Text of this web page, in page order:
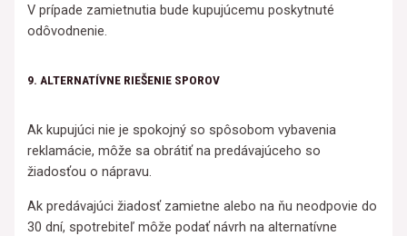
V prípade zamietnutia bude kupujúcemu poskytnuté
odôvodnenie.
9. ALTERNATÍVNE RIEŠENIE SPOROV
Ak kupujúci nie je spokojný so spôsobom vybavenia
reklamácie, môže sa obrátiť na predávajúceho so
žiadosťou o nápravu.
Ak predávajúci žiadosť zamietne alebo na ňu neodpovie do
30 dní, spotrebiteľ môže podať návrh na alternatívne